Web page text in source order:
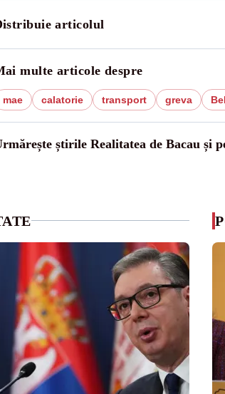
articolul
multe articole despre
mae calatorie transport greva
știrile Realitatea de Bacau și